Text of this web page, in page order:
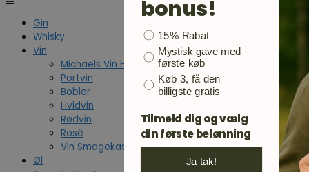
Gin
Whisky
Vin
Michaels Vin Hjørne
Portvin
Bobler
Hvidvin
Rødvin
Rosé
Vin Smagekasse
Øl
bonus!
Bonusgave
15% Rabat
Mystisk gave med
første køb
Køb 3, få den
billigste gratis
Tilmeld dig og vælg
din første belønning
Ja tak!